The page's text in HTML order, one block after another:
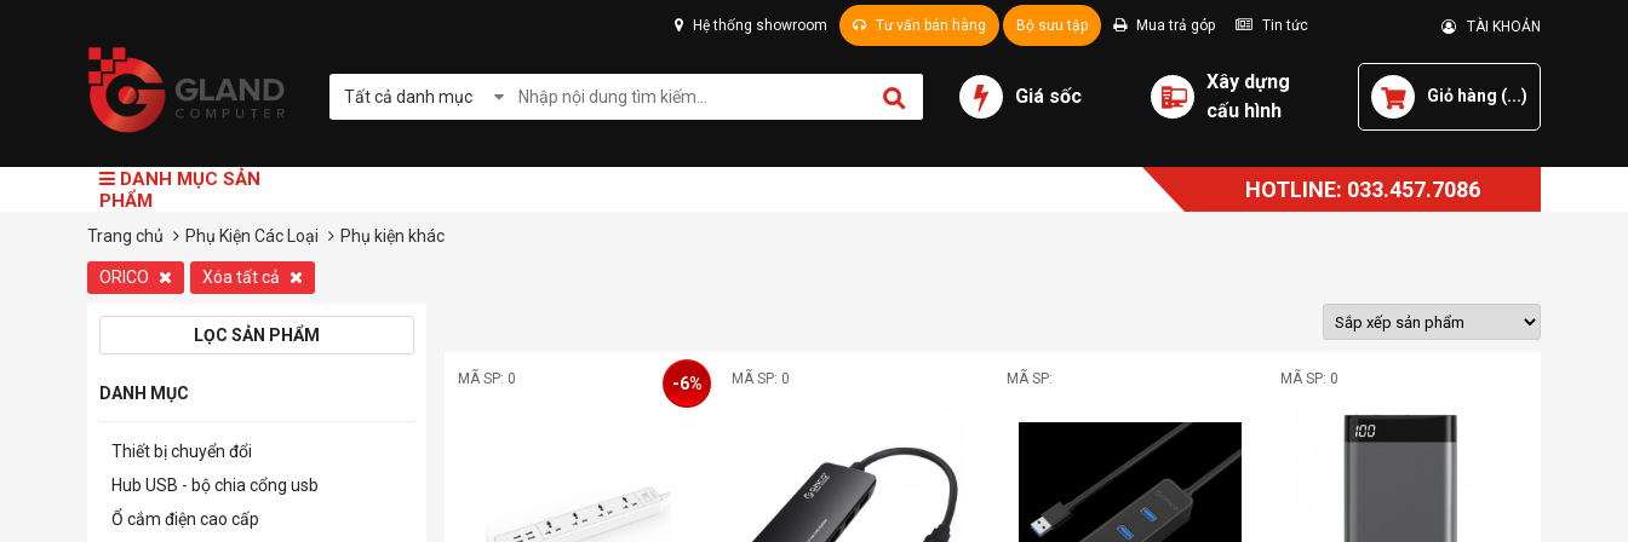
Hệ thống showroom Tư vấn bán hàng Bộ sưu tập Mua trả góp Tin tức TÀI KHOẢN
Tất cả danh mục Giá sốc
Xây dựng
cấu hình
Giỏ hàng (...)
DANH MỤC SẢN
PHẨM
HOTLINE: 033.457.7086
Trang chủ Phụ Kiện Các Loại Phụ kiện khác
ORICO Xóa tất cả
LỌC SẢN PHẨM
DANH MỤC
Thiết bị chuyển đổi
Hub USB - bộ chia cổng usb
Ổ cắm điện cao cấp
MÃ SP: 0 -6% MÃ SP: 0 MÃ SP: MÃ SP: 0